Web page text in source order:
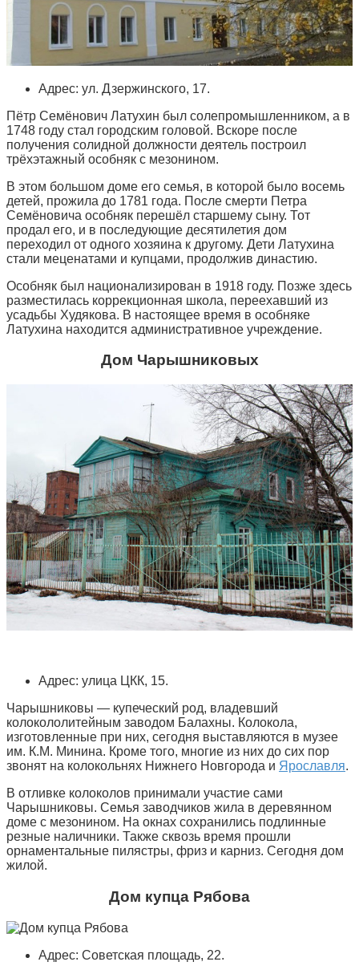
Адрес: ул. Дзержинского, 17.
Пётр Семёнович Латухин был солепромышленником, а в
1748 году стал городским головой. Вскоре после
получения солидной должности деятель построил
трёхэтажный особняк с мезонином.
В этом большом доме его семья, в которой было восемь
детей, прожила до 1781 года. После смерти Петра
Семёновича особняк перешёл старшему сыну. Тот
продал его, и в последующие десятилетия дом
переходил от одного хозяина к другому. Дети Латухина
стали меценатами и купцами, продолжив династию.
Особняк был национализирован в 1918 году. Позже здесь
разместилась коррекционная школа, переехавший из
усадьбы Худякова. В настоящее время в особняке
Латухина находится административное учреждение.
Дом Чарышниковых
Адрес: улица ЦКК, 15.
Чарышниковы — купеческий род, владевший
колокололитейным заводом Балахны. Колокола,
изготовленные при них, сегодня выставляются в музее
им. К.М. Минина. Кроме того, многие из них до сих пор
звонят на колокольнях Нижнего Новгорода и Ярославля.
В отливке колоколов принимали участие сами
Чарышниковы. Семья заводчиков жила в деревянном
доме с мезонином. На окнах сохранились подлинные
резные наличники. Также сквозь время прошли
орнаментальные пилястры, фриз и карниз. Сегодня дом
жилой.
Дом купца Рябова
Адрес: Советская площадь, 22.